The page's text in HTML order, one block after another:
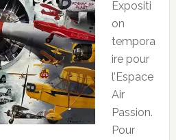
Expositi
on
tempora
ire pour
l’Espace
Air
Passion.
Pour